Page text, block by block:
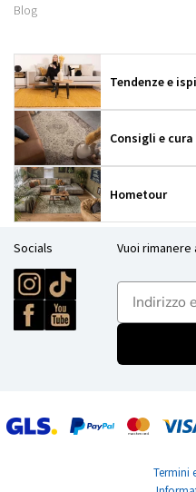
Blog
Tendenze e
Consigli e cura
Hometour
Socials Vuoi
E-
Termini